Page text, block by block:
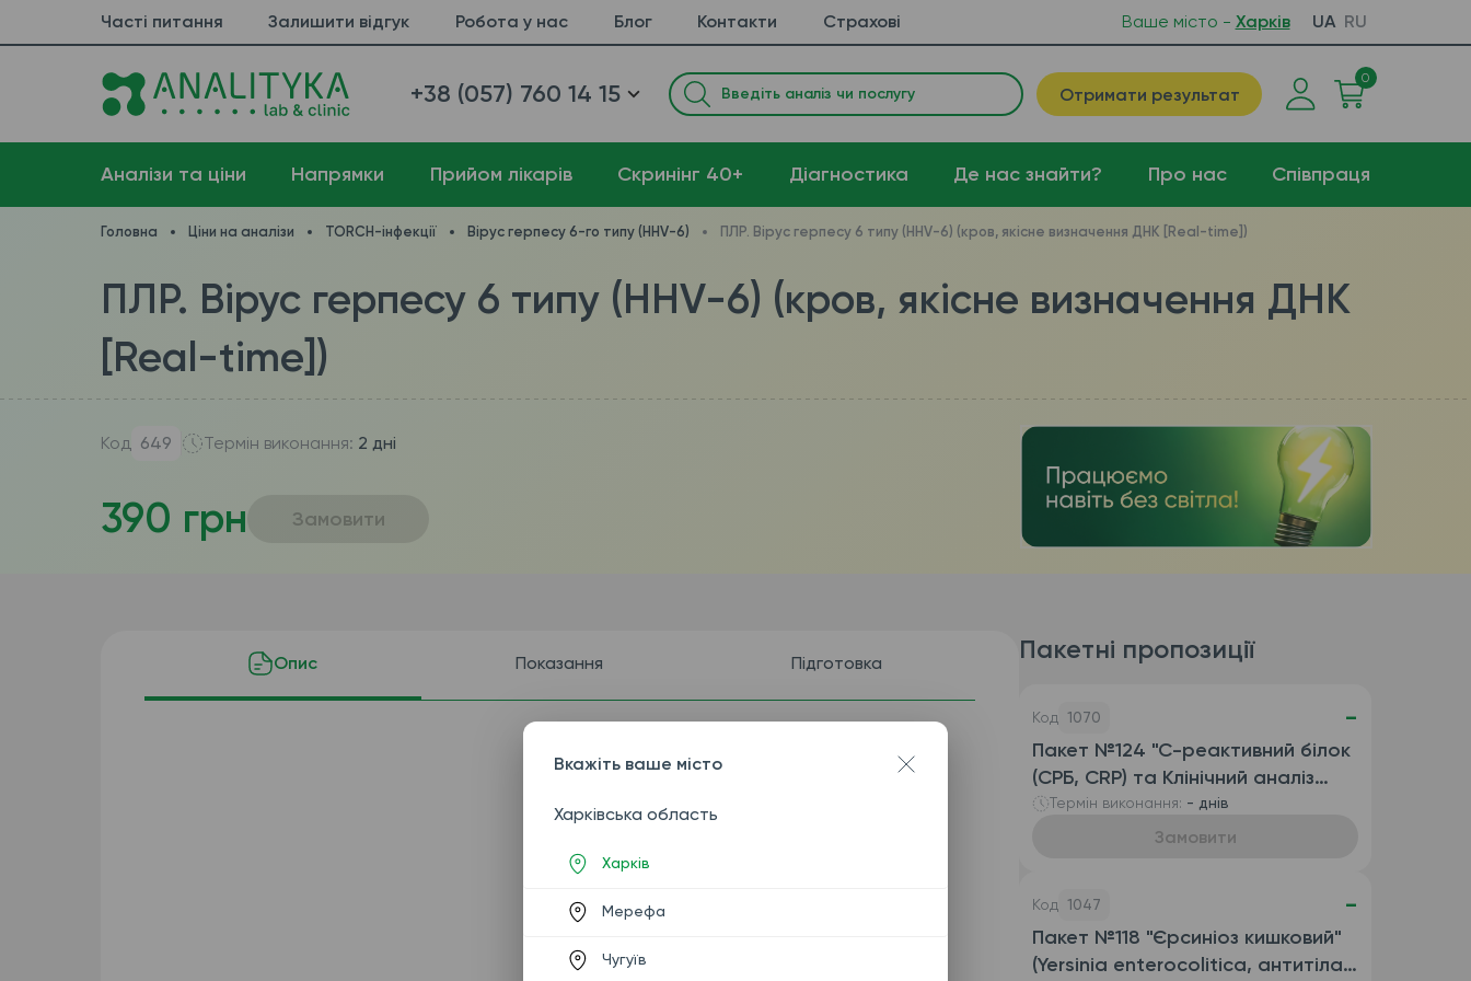
Часті питання Залишити відгук Робота у нас Блог Контакти Страхові Ваше місто - Харків UA RU
+38 (057) 760 14 15 Отримати результат
0
Аналізи та ціни Напрямки Прийом лікарів Cкринінг 40+ Діагностика Де нас знайти? Про нас Співпраця
Головна Ціни на аналізи TORCH-інфекції Вірус герпесу 6-го типу (HHV-6) ПЛР. Вірус герпесу 6 типу (HHV-6) (кров, якісне визначення ДНК [Real-time])
ПЛР. Вірус герпесу 6 типу (HHV-6) (кров, якісне визначення ДНК
[Real-time])
Код 649 Термін виконання: 2 дні
390 грн Замовити
Опис Показання Підготовка Пакетні пропозиції
Код 1070 -
Пакет №124 "С-реактивний білок
(СРБ, CRP) та Клінічний аналіз
крові розгорнутий
(автоматизований з ШОЕ),
Термін виконання: - днів
Замовити
Код 1047 -
Пакет №118 "Єрсиніоз кишковий"
(Yersinia enterocolitica, антитіла
Вкажіть ваше місто
Харківська область
Харків
Мерефа
Чугуїв